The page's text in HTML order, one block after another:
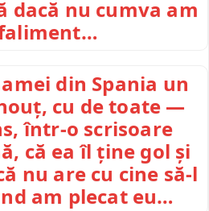
nu cumva am
din Spania un
cu de toate —
într-o scrisoare
că ea îl ține gol și
nu are cu cine să-l
am plecat eu…